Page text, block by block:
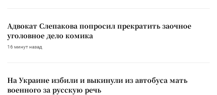
Адвокат Слепакова попросил прекратить заочное
уголовное дело комика
16 минут назад
На Украине избили и выкинули из автобуса мать
военного за русскую речь